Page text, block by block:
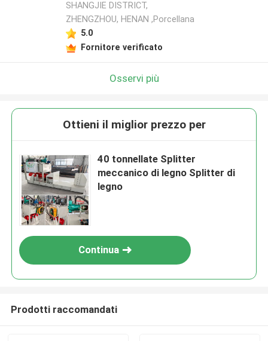
SHANGJIE DISTRICT,
ZHENGZHOU, HENAN ,Porcellana
5.0
Fornitore verificato
Osservi più
Ottieni il miglior prezzo per
40 tonnellate Splitter
meccanico di legno Splitter di
legno
Continua
Prodotti raccomandati